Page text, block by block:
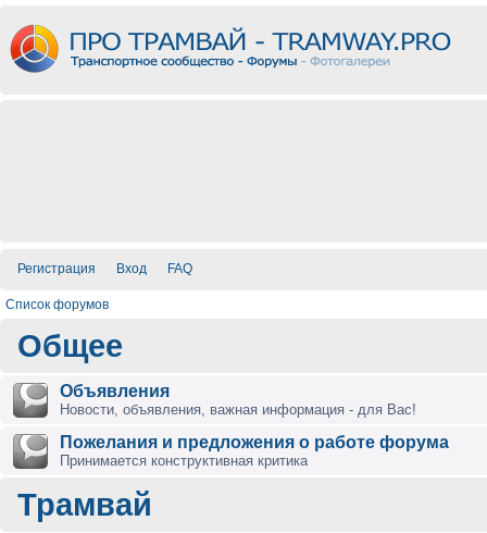
Регистрация Вход FAQ
Список форумов
Общее
Объявления
Новости, объявления, важная информация - для Вас!
Пожелания и предложения о работе форума
Принимается конструктивная критика
Трамвай